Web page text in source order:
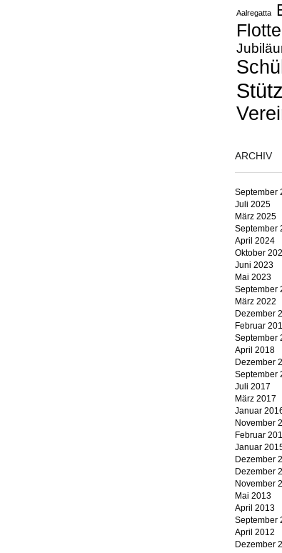
Aalregatta
Flotte
ARCHIV
September
Juli 2025
März 2025
September
April 2024
Oktober
Juni 2023
Mai 2023
September
März 2022
Dezember
Februar
September
April 2018
Dezember
September
Juli 2017
März 2017
Januar
November
Februar
Januar
Dezember
Dezember
November
Mai 2013
April 2013
September
April 2012
Dezember